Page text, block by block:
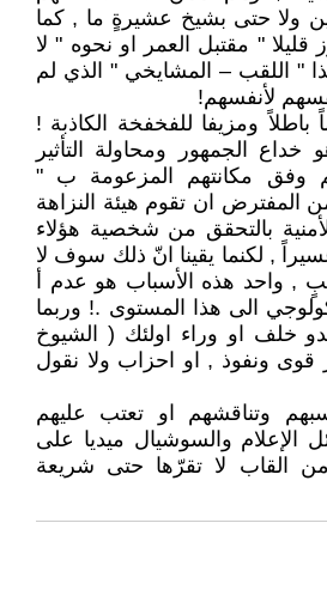
ولا حتى بشيخ عشيرةٍ ما , كما
قليلا " مقتبل العمر او نحوه " لا
" اللقب – المشايخي " الذي لم
لأنفسهم!
باطلاً ومزيفا للفخفخة الكاذبة !
الجمهور ومحاولة التأثير
وفق مكانتهم المزعومة ب "
المفترض ان تقوم هيئة النزاهة
بالتحقق من شخصية هؤلاء
, لكنما يقينا انّ ذلك سوف لا
, واحد هذه الأسباب هو عدم أ
الى هذا المستوى .! وربما
خلف او وراء اولئك ( الشيوخ
قوى ونفوذ , او احزاب ولا نقول
وتناقشهم او تعتب عليهم
الإعلام والسوشيال ميديا على
القاب لا تقرّها حتى شريعة